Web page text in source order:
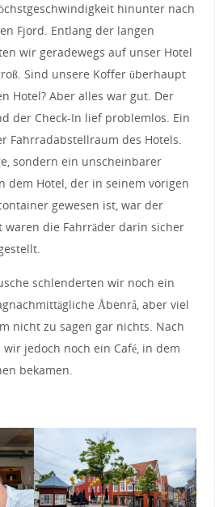
hinunter nach
Fjord. Entlang der langen
wir geradewegs auf unser Hotel
Sind unsere Koffer überhaupt
Hotel? Aber alles war gut. Der
der Check-In lief problemlos. Ein
Fahrradabstellraum des Hotels.
sondern ein unscheinbarer
dem Hotel, der in seinem vorigen
gewesen ist, war der
waren die Fahrräder darin sicher
schlenderten wir noch ein
Åbenrå, aber viel
nicht zu sagen gar nichts. Nach
jedoch noch ein Café, in dem
bekamen.